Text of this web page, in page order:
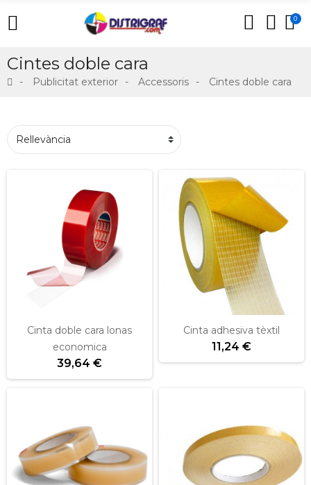
0
Cintes doble cara
Publicitat exterior Accessoris Cintes doble cara
Cinta doble cara lonas
economica
39,64 €
Cinta adhesiva tèxtil
11,24 €